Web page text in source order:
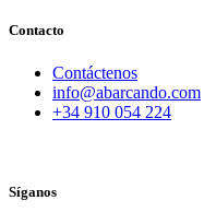
Contacto
Contáctenos
info@abarcando.com
+34 910 054 224
Síganos